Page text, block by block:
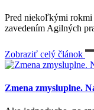
Pred niekoľkými rokmi
zavedením Agilných
Zobraziť celý článok
Zmena zmysluplne.